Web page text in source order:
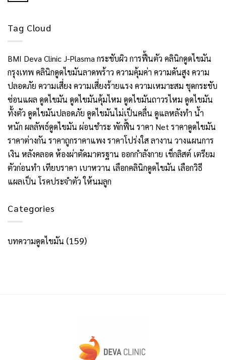
เข้าใจ
วิธี
ลด
ความ
เสี่ยง
ไง?
ก่อน
เลือก
ต้อง
อะไร
บ้าง?
เช็
กลิสต์
ที่
ควร
รู้
แล้ว
กำลัง
กาย
ได้
เมื่อ
ไหร่?
สิ่ง
ที่
ควร
รู้
ดูด
มัน
มี
แผล
เป็น
ไหม
แผล
อยู่
ตรง
ไหน?
สิ่ง
ควร
Tag Cloud
BMI Deva Clinic J-Plasma กระชับผิว การฟื้นตัว คลินิกดูดไขมัน
กรุงเทพ คลินิกดูดไขมันลาดพร้าว ความคุ้มค่า ความดันสูง ความ
ปลอดภัย ความเสี่ยง ความเสี่ยงร้ายแรง ความเหมาะสม ชุดกระชับ
ซ่อนแผล ดูดไขมัน ดูดไขมันคุ้มไหม ดูดไขมันถาวรไหม ดูดไขมัน
ทั้งตัว ดูดไขมันปลอดภัย ดูดไขมันไม่เป็นคลื่น ดูแลหลังทำ น้ำ
หนัก ผลลัพธ์ดูดไขมัน ผ่อนชำระ พักฟื้น ราคา Net ราคาดูดไขมัน
ราคาต่างกัน ราคาถูกราคาแพง ราคาโปร่งใสลางาน วางแผนการ
เงิน หลังคลอด ห้องผ่าตัดมาตรฐาน ออกกำลังกาย เช็กลิสต์ เตรียม
ตัวก่อนทำ เทียบราคา เบาหวาน เลือกคลินิกดูดไขมัน เลือกวิธี
แผลเป็น โรคประจำตัว ให้นมลูก
Categories
บทความดูดไขมัน (159)